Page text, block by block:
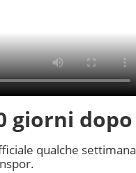
giorni dopo
qualche settimana